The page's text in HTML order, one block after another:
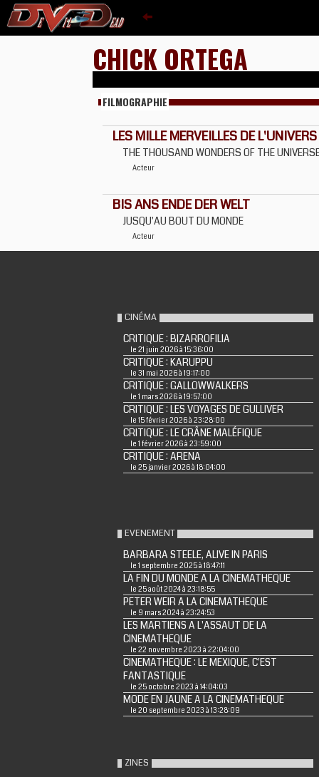
CHICK ORTEGA
FILMOGRAPHIE
LES MILLE MERVEILLES DE L'UNIVERS
THE THOUSAND WONDERS OF THE
Acteur
BIS ANS ENDE DER WELT
JUSQU'AU BOUT DU MONDE
Acteur
CINÉMA
CRITIQUE : BIZARROFILIA
le 21 juin 2026 à 15:36:00
CRITIQUE : KARUPPU
le 31 mai 2026 à 19:17:00
CRITIQUE : GALLOWWALKERS
le 1 mars 2026 à 19:57:00
CRITIQUE : LES VOYAGES DE GULLIVER
le 15 février 2026 à 23:28:00
CRITIQUE : LE CRÂNE MALÉFIQUE
le 1 février 2026 à 23:59:00
CRITIQUE : ARENA
le 25 janvier 2026 à 18:04:00
EVENEMENT
BARBARA STEELE, ALIVE IN PARIS
le 1 septembre 2025 à 18:47:11
LA FIN DU MONDE A LA CINEMATHEQUE
le 25 août 2024 à 23:18:55
PETER WEIR A LA CINEMATHEQUE
le 9 mars 2024 à 23:24:53
LES MARTIENS A L'ASSAUT DE LA
CINEMATHEQUE
le 22 novembre 2023 à 22:04:00
CINEMATHEQUE : LE MEXIQUE, C'EST
FANTASTIQUE
le 25 octobre 2023 à 14:04:03
MODE EN JAUNE A LA CINEMATHEQUE
le 20 septembre 2023 à 13:28:09
ZINES